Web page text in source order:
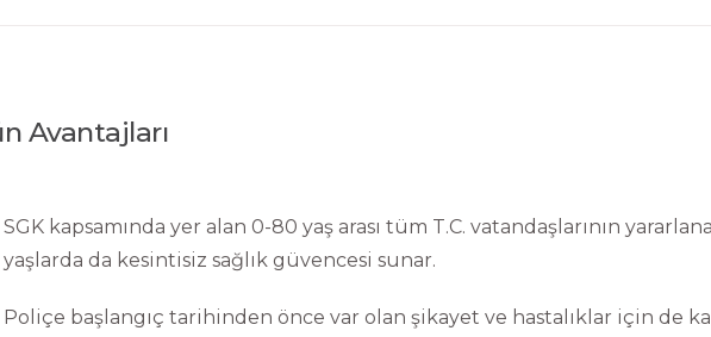
Avantajları
SGK kapsamında yer alan 0-80 yaş arası tüm T.C. vatandaşlarının
yaşlarda da kesintisiz sağlık güvencesi sunar.
Poliçe başlangıç tarihinden önce var olan şikayet ve hastalıklar için de